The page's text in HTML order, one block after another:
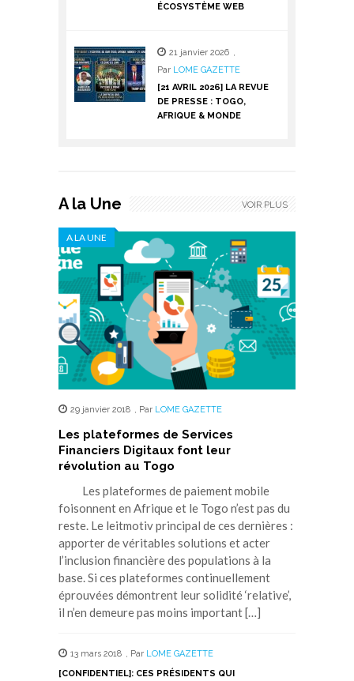
ÉCOSYSTÈME WEB
21 janvier 2026 ,
Par LOME GAZETTE
[21 AVRIL 2026] LA REVUE
DE PRESSE : TOGO,
AFRIQUE & MONDE
A la Une
A LA UNE
29 janvier 2018 , Par LOME GAZETTE
Les plateformes de Services
Financiers Digitaux font leur
révolution au Togo
Les plateformes de paiement mobile
foisonnent en Afrique et le Togo n’est pas du
reste. Le leitmotiv principal de ces dernières :
apporter de véritables solutions et acter
l’inclusion financière des populations à la
base. Si ces plateformes continuellement
éprouvées démontrent leur solidité ‘relative’,
il n’en demeure pas moins important […]
13 mars 2018 , Par LOME GAZETTE
[CONFIDENTIEL]: CES PRÉSIDENTS QUI
VOIR PLUS